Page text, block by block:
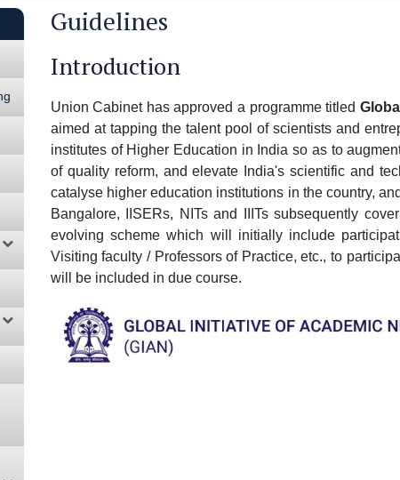
Guidelines
Introduction
Union Cabinet has approved a programme titled
aimed at tapping the talent pool of scientists and
institutes of Higher Education in India so as to
of quality reform, and elevate India's scientific and
catalyse higher education institutions in the country,
Bangalore, IISERs, NITs and IIITs subsequently
evolving scheme which will initially include
Visiting faculty / Professors of Practice, etc., to
will be included in due course.